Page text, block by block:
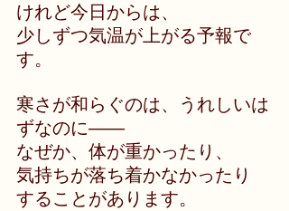
けれど今日からは、
少しずつ気温が上がる予報で
す。
寒さが和らぐのは、うれしいは
ずなのに――
なぜか、体が重かったり、
気持ちが落ち着かなかったり
することがあります。